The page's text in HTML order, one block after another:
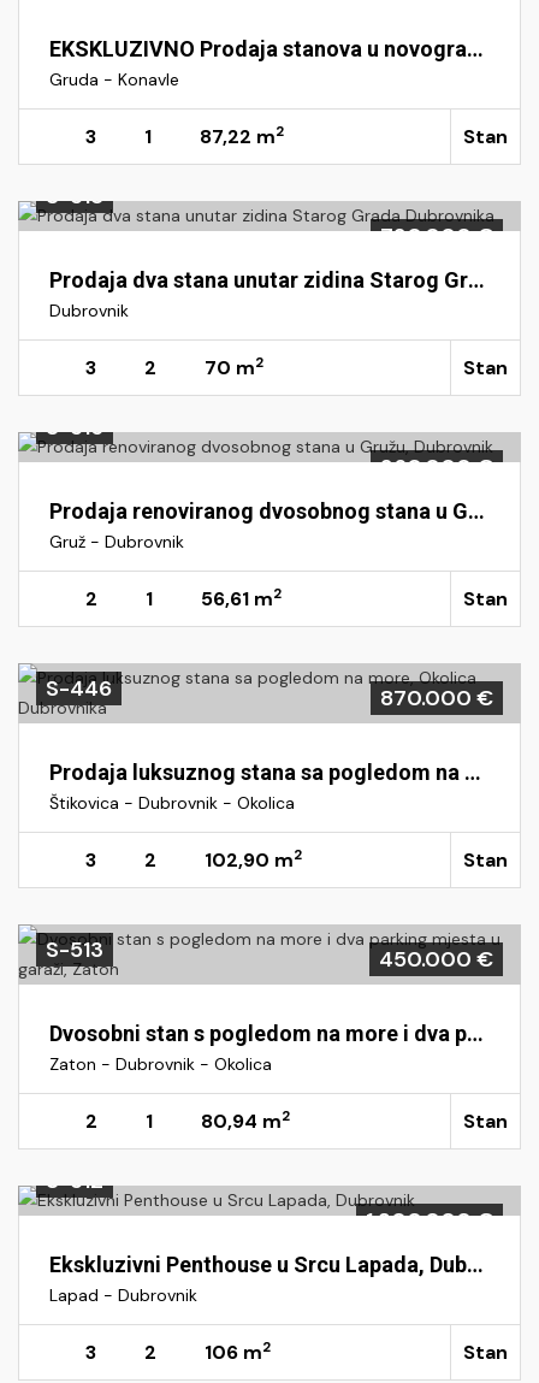
EKSKLUZIVNO Prodaja stanova u novogradnji- Gruda, Konavle / Okolica Dubrovnika
Gruda - Konavle
3 1 87,22 m2 Stan
720.000 €
S-518
Prodaja dva stana unutar zidina Starog Grada Dubrovnika
Dubrovnik
3 2 70 m2 Stan
260.000 €
S-516
Prodaja renoviranog dvosobnog stana u Gružu, Dubrovnik
Gruž - Dubrovnik
2 1 56,61 m2 Stan
870.000 €
S-446
Prodaja luksuznog stana sa pogledom na more, Okolica Dubrovnika
Štikovica - Dubrovnik - Okolica
3 2 102,90 m2 Stan
450.000 €
S-513
Dvosobni stan s pogledom na more i dva parking mjesta u garaži, Zaton
Zaton - Dubrovnik - Okolica
2 1 80,94 m2 Stan
1.300.000 €
S-512
Ekskluzivni Penthouse u Srcu Lapada, Dubrovnik
Lapad - Dubrovnik
3 2 106 m2 Stan